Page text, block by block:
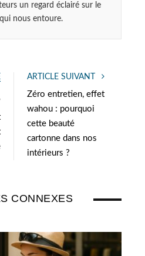
un regard éclairé sur le
nous entoure.
ARTICLE SUIVANT
Zéro entretien, effet
wahou : pourquoi
cette beauté
cartonne dans nos
intérieurs ?
CONNEXES